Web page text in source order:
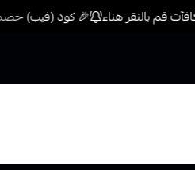
قم بالنقر هناء 🎉 كود (فيب) خصم 7% على جميع المنتجات حتى المخفضة مسبقًا للمشتريات 499 ريال + شحن وتوصيل مجاني